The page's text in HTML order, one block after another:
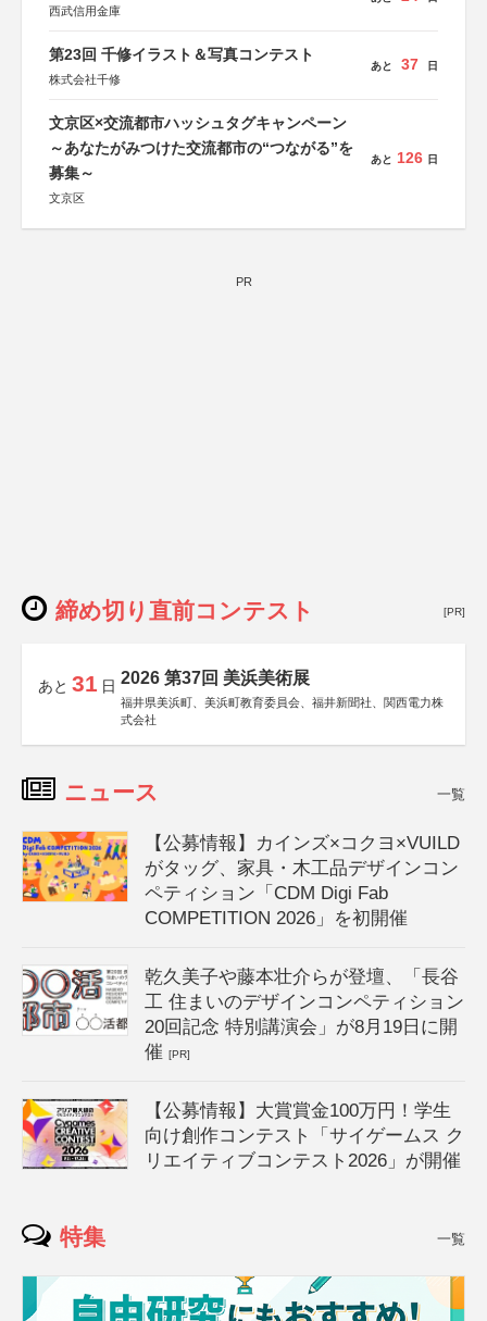
西武信用金庫
第23回 千修イラスト＆写真コンテスト
株式会社千修
あと 37 日
文京区×交流都市ハッシュタグキャンペーン
～あなたがみつけた交流都市の“つながる”を
募集～
文京区
あと 126 日
PR
締め切り直前コンテスト [PR]
あと 31 日 2026 第37回 美浜美術展
福井県美浜町、美浜町教育委員会、福井新聞社、関西電力株
式会社
ニュース 一覧
【公募情報】カインズ×コクヨ×VUILD
がタッグ、家具・木工品デザインコン
ペティション「CDM Digi Fab
COMPETITION 2026」を初開催
乾久美子や藤本壮介らが登壇、「長谷
工 住まいのデザインコンペティション
20回記念 特別講演会」が8月19日に開
催[PR]
【公募情報】大賞賞金100万円！学生
向け創作コンテスト「サイゲームス ク
リエイティブコンテスト2026」が開催
特集 一覧